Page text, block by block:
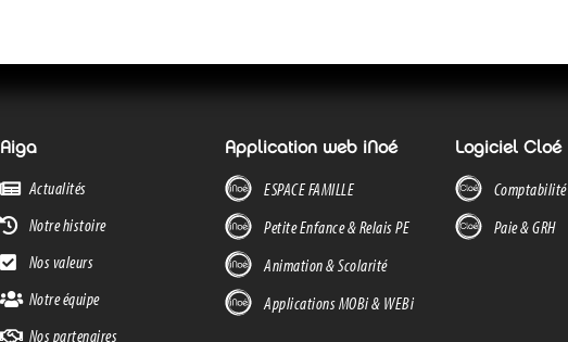
Aiga
Actualités
Notre histoire
Nos valeurs
Notre équipe
Nos partenaires
Application web iNoé
ESPACE FAMILLE
Petite Enfance & Relais PE
Animation & Scolarité
Applications MOBi & WEBi
Logiciel Cloé
Comptabilité
Paie & GRH